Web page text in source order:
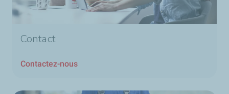
Contact
Contactez-nous